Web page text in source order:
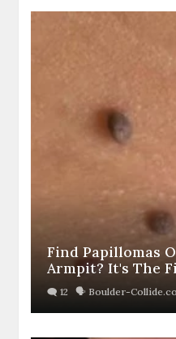
Find Papillomas
Armpit? It's The